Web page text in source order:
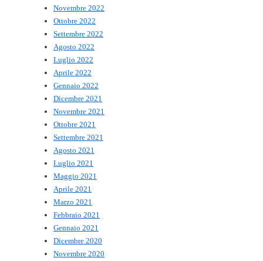
Novembre 2022
Ottobre 2022
Settembre 2022
Agosto 2022
Luglio 2022
Aprile 2022
Gennaio 2022
Dicembre 2021
Novembre 2021
Ottobre 2021
Settembre 2021
Agosto 2021
Luglio 2021
Maggio 2021
Aprile 2021
Marzo 2021
Febbraio 2021
Gennaio 2021
Dicembre 2020
Novembre 2020